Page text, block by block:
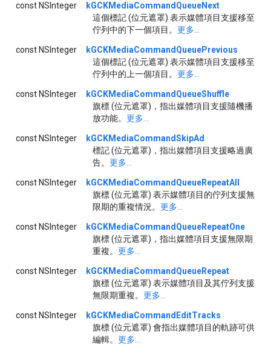
const NSInteger
kGCKMediaCommandQueueNext
這個標記 (位元遮罩) 表示媒體項目支援移至
佇列中的下一個項目。 更多...
const NSInteger
kGCKMediaCommandQueuePrevious
這個標記 (位元遮罩) 表示媒體項目支援移至
佇列中的上一個項目。 更多...
const NSInteger
kGCKMediaCommandQueueShuffle
旗標 (位元遮罩)，指出媒體項目支援隨機播
放功能。 更多...
const NSInteger
kGCKMediaCommandSkipAd
標記 (位元遮罩)，指出媒體項目支援略過廣
告。 更多...
const NSInteger
kGCKMediaCommandQueueRepeatAll
旗標 (位元遮罩) 表示媒體項目的佇列支援無
限期的重複情況。 更多...
const NSInteger
kGCKMediaCommandQueueRepeatOne
旗標 (位元遮罩)，指出媒體項目支援無限期
重複。 更多...
const NSInteger
kGCKMediaCommandQueueRepeat
旗標 (位元遮罩) 表示媒體項目及其佇列支援
無限期重複。 更多...
const NSInteger
kGCKMediaCommandEditTracks
旗標 (位元遮罩) 會指出媒體項目的軌跡可供
編輯。 更多...